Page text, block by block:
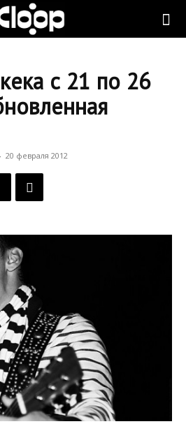
с 21 по 26
20 февраля 2012